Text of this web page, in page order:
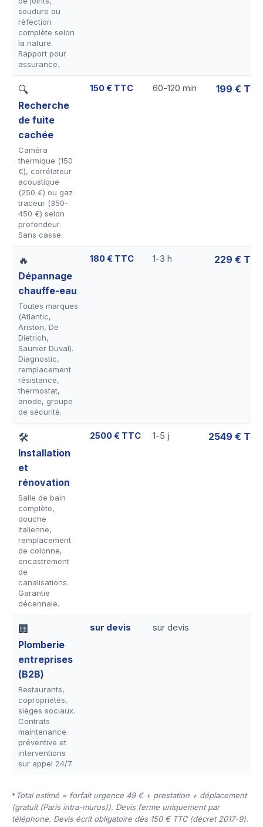
soudure ou
réfection
complète selon
la nature.
Rapport pour
assurance.
🔍
Recherche
de fuite
cachée
Caméra
thermique (150
€), corrélateur
acoustique
(250 €) ou gaz
traceur (350-
450 €) selon
profondeur.
Sans casse.
150 € TTC 60-120 min 199 €
🔥
Dépannage
chauffe-eau
Toutes marques
(Atlantic,
Ariston, De
Dietrich,
Saunier Duval).
Diagnostic,
remplacement
résistance,
thermostat,
anode, groupe
de sécurité.
180 € TTC 1-3 h 229 €
🛠
Installation
et
rénovation
Salle de bain
complète,
douche
italienne,
remplacement
de colonne,
encastrement
de
canalisations.
Garantie
décennale.
2500 € TTC 1-5 j 2549 €
🏢
Plomberie
entreprises
(B2B)
Restaurants,
copropriétés,
sièges sociaux.
Contrats
maintenance
préventive et
interventions
sur appel 24/7.
sur devis sur devis
* Total estimé = forfait urgence 49 € + prestation + déplacement
(gratuit (Paris intra-muros)). Devis ferme uniquement par
téléphone. Devis écrit obligatoire dès 150 € TTC (décret 2017-9).